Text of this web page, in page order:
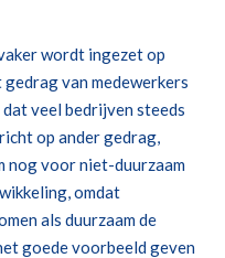
wordt ingezet op
van medewerkers
veel bedrijven steeds
op ander gedrag,
nog voor niet-duurzaam
omdat
als duurzaam de
goede voorbeeld geven